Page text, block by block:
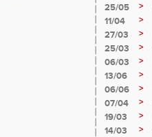
25/05
>
11/04
>
27/03
>
25/03
>
06/03
>
13/06
>
06/06
>
07/04
>
19/03
>
14/03
>